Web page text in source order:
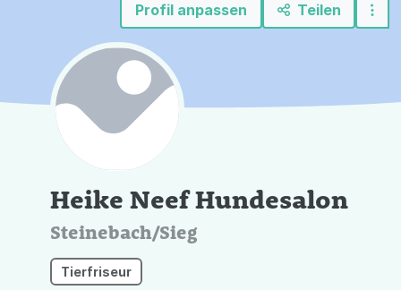
Profil anpassen Teilen
Heike Neef Hundesalon
Steinebach/Sieg
Tierfriseur